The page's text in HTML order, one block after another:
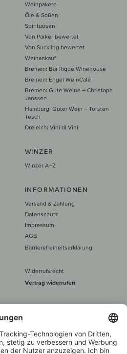
Weinpakete
Öle & Soßen
Spirituosen
Von Parker bewertet
Von Suckling bewertet
Weinankauf
Bremen: Bar Rique Winehouse
Bremen: Engel WeinCafé
Bremen: Gute Weine – Christoph
Janssen
Hamburg: Guter Wein – Torsten
Tesch
Dreieich: Vini di Vini
WINZER
Winzer A–Z
INFORMATIONEN
Versand & Zahlung
Datenschutz
Impressum
AGB
Barrierefreiheitserklärung
Widerrufsrecht
Vertrag widerrufen
Alle Preise inkl. MwSt., zzgl. 5 €
60 € versand­kosten­